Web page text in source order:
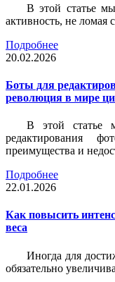
В этой статье
активность, не ломая
Подробнее
20.02.2026
Боты для
революция в мире
В этой статье
редактирования
преимущества и
Подробнее
22.01.2026
Как повысить
веса
Иногда для
обязательно